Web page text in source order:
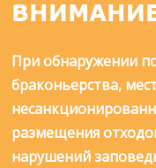
При обнаружении
браконьерства,
размещения
нарушений